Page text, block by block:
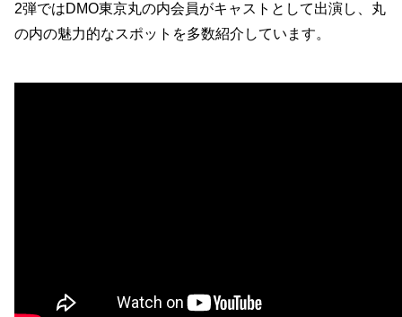
2弾ではDMO東京丸の内会員がキャストとして出演し、丸
の内の魅力的なスポットを多数紹介しています。